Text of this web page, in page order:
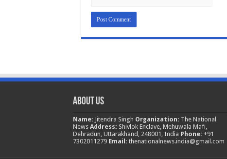
About Us
Name: Jitendra Singh Organization: The National
News Address: Shivlok Enclave, Mehuwala Mafi,
Dehradun, Uttarakhand, 248001, India Phone: +91
7302011279 Email: thenationalnews.india@gmail.com